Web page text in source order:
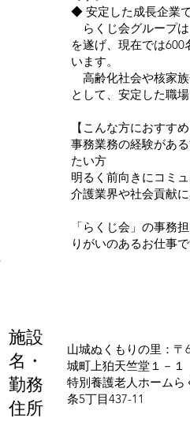
◆ 安定した成長企業
らくじ会グループ
を遂げ、現在では
います。
高齢化社会や核家
として、安定した職
【こんな方におすすめ
事務業務の経験があ
たい方
明るく前向きにコミ
介護業界や社会貢献
「らくじ会」の事務
りがいのあるお仕事
施設
名・
勤務
住所
山城ぬくもりの里：
城町上狛天竺堂１－１
特別養護老人ホームら
条5丁目437-11